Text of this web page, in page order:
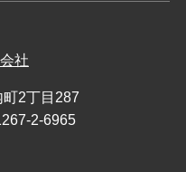
社
2丁目287
2-6965